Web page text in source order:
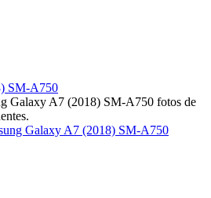
SM-A750
Galaxy A7 (2018) SM-A750 fotos de
Galaxy A7 (2018) SM-A750